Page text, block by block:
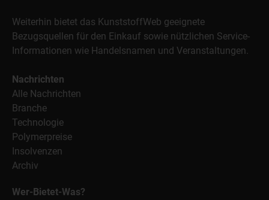
Weiterhin bietet das KunststoffWeb geeignete
Bezugsquellen für den Einkauf sowie nützlichen Service-
Informationen wie Handelsnamen und Veranstaltungen.
Nachrichten
Alle Nachrichten
Branche
Technologie
Polymerpreise
Insolvenzen
Archiv
Wer-Bietet-Was?